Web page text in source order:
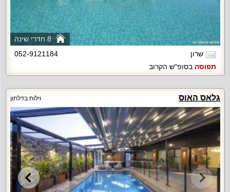
8 חדרי שינה
שרון
052-9121184
תפוסה בסופ"ש הקרוב
גלאס האוס וילות בדלתון